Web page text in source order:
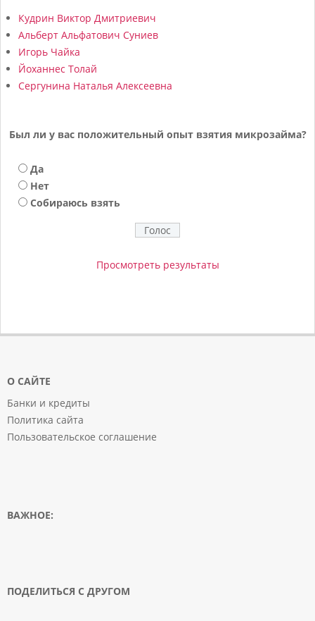
Кудрин Виктор Дмитриевич
Альберт Альфатович Суниев
Игорь Чайка
Йоханнес Толай
Сергунина Наталья Алексеевна
Был ли у вас положительный опыт взятия микрозайма?
Да
Нет
Собираюсь взять
Просмотреть результаты
О САЙТЕ
Банки и кредиты
Политика сайта
Пользовательское соглашение
ВАЖНОЕ:
ПОДЕЛИТЬСЯ С ДРУГОМ